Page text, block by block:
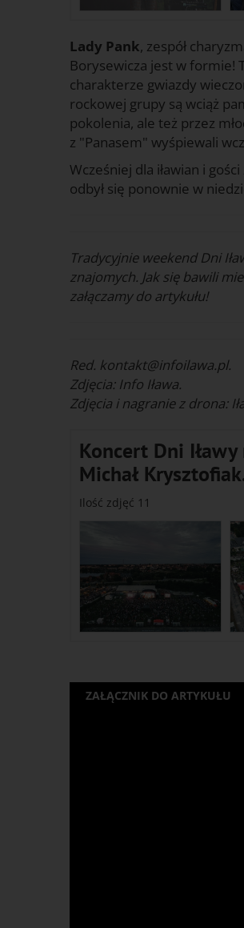
Lady Pank, zespół
Borysewicza jest w formie!
charakterze gwiazdy
rockowej grupy są wciąż
pokolenia, ale też przez
z "Panasem" wyśpiewali
Wcześniej dla iławian i gości
odbył się ponownie w
Tradycyjnie weekend Dni
znajomych. Jak się bawili
załączamy do artykułu!
Red. kontakt@infoilawa.pl.
Zdjęcia: Info Iława.
Zdjęcia i nagranie z drona:
Koncert Dni
Michał
Ilość zdjęć 11
ZAŁĄCZNIK DO ARTYKUŁU